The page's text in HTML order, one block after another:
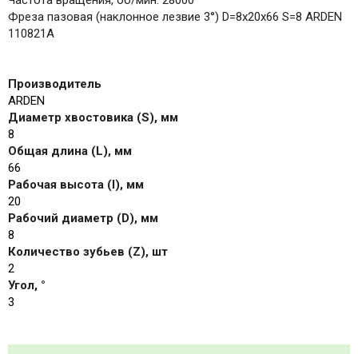
Фреза пазовая (наклонное лезвие 3°) D=8x20x66 S=8 ARDEN
110821A
Производитель
ARDEN
Диаметр хвостовика (S), мм
8
Общая длина (L), мм
66
Рабочая высота (I), мм
20
Рабочий диаметр (D), мм
8
Количество зубьев (Z), шт
2
Угол, °
3